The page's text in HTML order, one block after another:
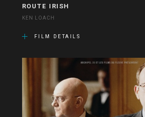
ROUTE IRISH
KEN LOACH
FILM DETAILS